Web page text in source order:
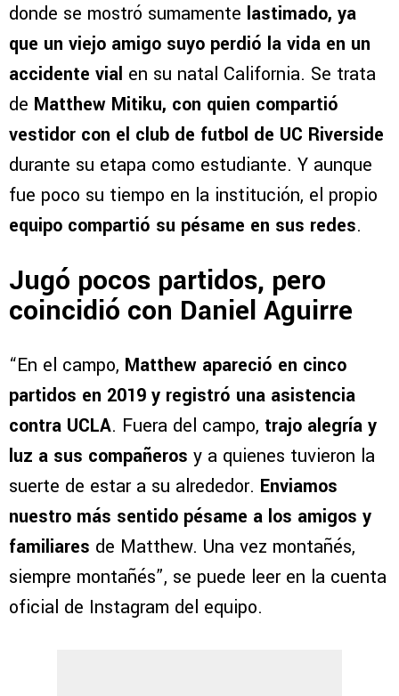
donde se mostró sumamente lastimado, ya
que un viejo amigo suyo perdió la vida en un
accidente vial en su natal California. Se trata
de Matthew Mitiku, con quien compartió
vestidor con el club de futbol de UC Riverside
durante su etapa como estudiante. Y aunque
fue poco su tiempo en la institución, el propio
equipo compartió su pésame en sus redes.
Jugó pocos partidos, pero
coincidió con Daniel Aguirre
“En el campo, Matthew apareció en cinco
partidos en 2019 y registró una asistencia
contra UCLA. Fuera del campo, trajo alegría y
luz a sus compañeros y a quienes tuvieron la
suerte de estar a su alrededor. Enviamos
nuestro más sentido pésame a los amigos y
familiares de Matthew. Una vez montañés,
siempre montañés”, se puede leer en la cuenta
oficial de Instagram del equipo.